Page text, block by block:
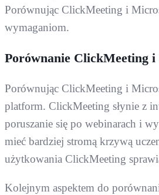
Porównując ClickMeeting i
wymaganiom.
Porównanie ClickMeeting
Porównując ClickMeeting i
platform. ClickMeeting słynie z
poruszanie się po webinarach i
mieć bardziej stromą krzywą
użytkowania ClickMeeting
Kolejnym aspektem do